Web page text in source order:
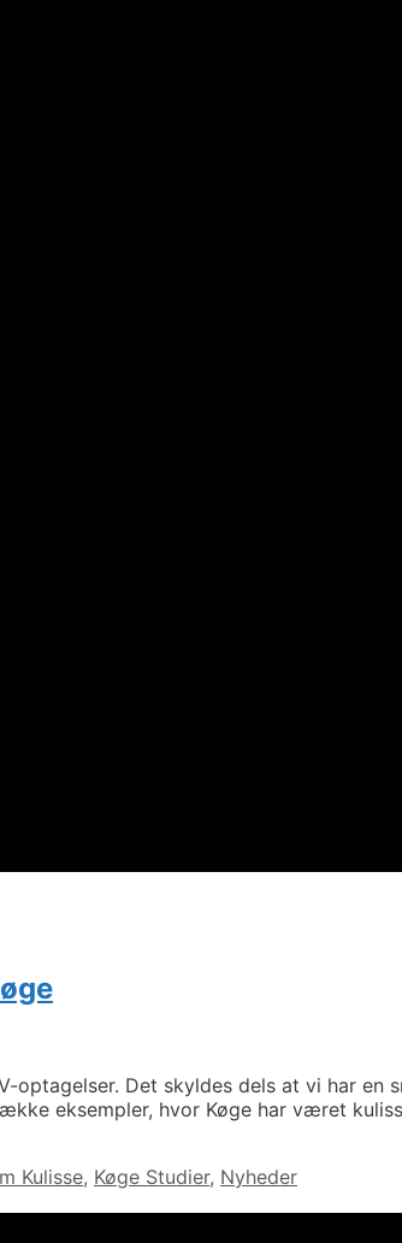
Det skyldes dels at vi har en
eksempler, hvor Køge har været
Kulisse, Køge Studier, Nyheder